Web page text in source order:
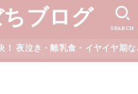
ブログ
！ 夜泣き・離乳食・イヤイヤ期
SEARCH